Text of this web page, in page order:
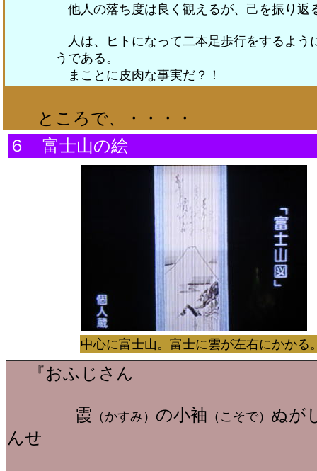
他人の落ち度は良く観えるが、己を振り返
人は、ヒトになって二本足歩行をするよう
うである。
まことに皮肉な事実だ？！
ところで、・・・・
６ 富士山の絵
中心に富士山。富士に雲が左右にかかる
『おふじさん
霞 （かすみ） の小袖 （こそで） ぬが
んせ